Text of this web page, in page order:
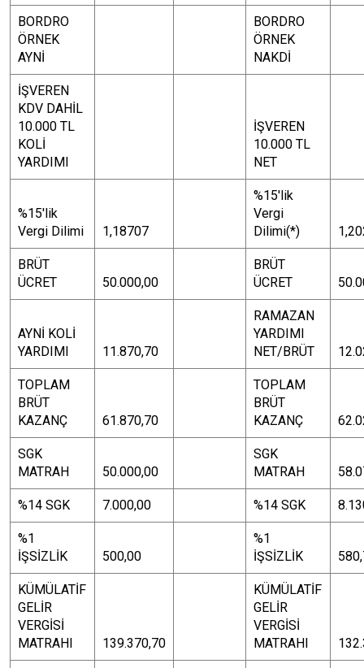
BORDRO
ÖRNEK
AYNİ
BORDRO
ÖRNEK
NAKDİ
İŞVEREN
KDV DAHİL
10.000 TL
KOLİ
YARDIMI
İŞVEREN
10.000 TL
NET
%15'lik
Vergi Dilimi
1,18707
%15'lik
Vergi
Dilimi(*)
BRÜT
ÜCRET
50.000,00
BRÜT
ÜCRET
AYNİ KOLİ
YARDIMI
11.870,70
RAMAZAN
YARDIMI
NET/BRÜT
TOPLAM
BRÜT
KAZANÇ
61.870,70
TOPLAM
BRÜT
KAZANÇ
SGK
MATRAH
50.000,00
SGK
MATRAH
%14 SGK 7.000,00 %14 SGK
%1
İŞSİZLİK
500,00
%1
İŞSİZLİK
KÜMÜLATİF
GELİR
VERGİSİ
MATRAHI
139.370,70
KÜMÜLATİF
GELİR
VERGİSİ
MATRAHI